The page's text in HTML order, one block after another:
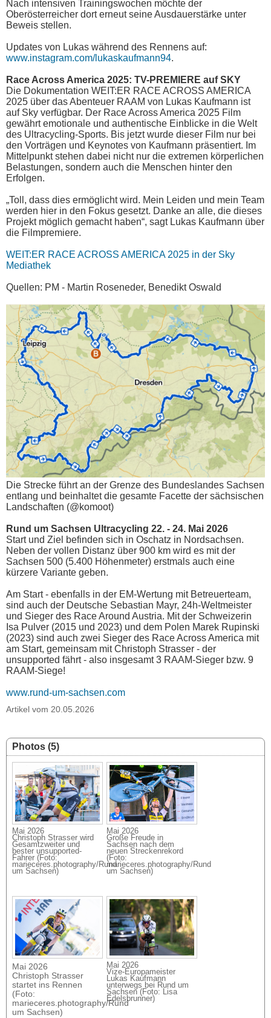
Nach intensiven Trainingswochen möchte der
Oberösterreicher dort erneut seine Ausdauerstärke unter
Beweis stellen.
Updates von Lukas während des Rennens auf:
www.instagram.com/lukaskaufmann94.
Race Across America 2025: TV-PREMIERE auf SKY
Die Dokumentation WEIT:ER RACE ACROSS AMERICA
2025 über das Abenteuer RAAM von Lukas Kaufmann ist
auf Sky verfügbar. Der Race Across America 2025 Film
gewährt emotionale und authentische Einblicke in die Welt
des Ultracycling-Sports. Bis jetzt wurde dieser Film nur bei
den Vorträgen und Keynotes von Kaufmann präsentiert. Im
Mittelpunkt stehen dabei nicht nur die extremen körperlichen
Belastungen, sondern auch die Menschen hinter den
Erfolgen.
„Toll, dass dies ermöglicht wird. Mein Leiden und mein Team
werden hier in den Fokus gesetzt. Danke an alle, die dieses
Projekt möglich gemacht haben“, sagt Lukas Kaufmann über
die Filmpremiere.
WEIT:ER RACE ACROSS AMERICA 2025 in der Sky
Mediathek
Quellen: PM - Martin Roseneder, Benedikt Oswald
Die Strecke führt an der Grenze des Bundeslandes Sachsen
entlang und beinhaltet die gesamte Facette der sächsischen
Landschaften (@komoot)
Rund um Sachsen Ultracycling 22. - 24. Mai 2026
Start und Ziel befinden sich in Oschatz in Nordsachsen.
Neben der vollen Distanz über 900 km wird es mit der
Sachsen 500 (5.400 Höhenmeter) erstmals auch eine
kürzere Variante geben.
Am Start - ebenfalls in der EM-Wertung mit Betreuerteam,
sind auch der Deutsche Sebastian Mayr, 24h-Weltmeister
und Sieger des Race Around Austria. Mit der Schweizerin
Isa Pulver (2015 und 2023) und dem Polen Marek Rupinski
(2023) sind auch zwei Sieger des Race Across America mit
am Start, gemeinsam mit Christoph Strasser - der
unsupported fährt - also insgesamt 3 RAAM-Sieger bzw. 9
RAAM-Siege!
www.rund-um-sachsen.com
Artikel vom 20.05.2026
Photos (5)
Mai 2026
Christoph Strasser wird
Gesamtzweiter und
bester unsupported-
Fahrer (Foto:
marieceres.photography/Rund
um Sachsen)
Mai 2026
Große Freude in
Sachsen nach dem
neuen Streckenrekord
(Foto:
marieceres.photography/Rund
um Sachsen)
Mai 2026
Christoph Strasser
startet ins Rennen
(Foto:
marieceres.photography/Rund
um Sachsen)
Mai 2026
Vize-Europameister
Lukas Kaufmann
unterwegs bei Rund um
Sachsen (Foto: Lisa
Edelsbrunner)